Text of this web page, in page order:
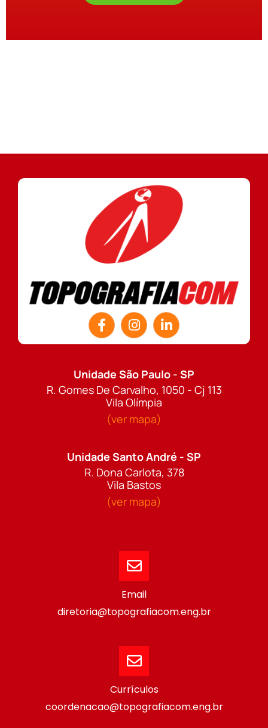
Unidade São Paulo - SP
R. Gomes De Carvalho, 1050 - Cj 113
Vila Olímpia
(ver mapa)
Unidade Santo André - SP
R. Dona Carlota, 378
Vila Bastos
(ver mapa)
Email
diretoria@topografiacom.eng.br
Currículos
coordenacao@topografiacom.eng.br